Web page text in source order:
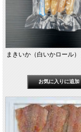
まきいか（白いかロール）